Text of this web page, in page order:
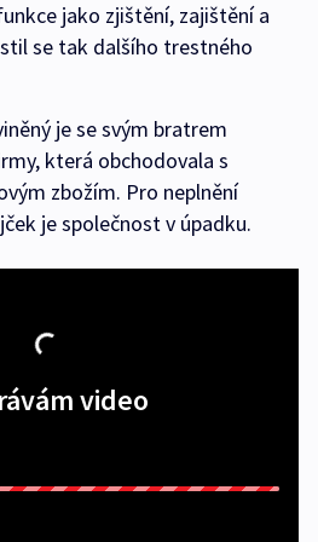
jako zjištění, zajištění a
se tak dalšího trestného
je se svým bratrem
která obchodovala s
zbožím. Pro neplnění
je společnost v úpadku.
video